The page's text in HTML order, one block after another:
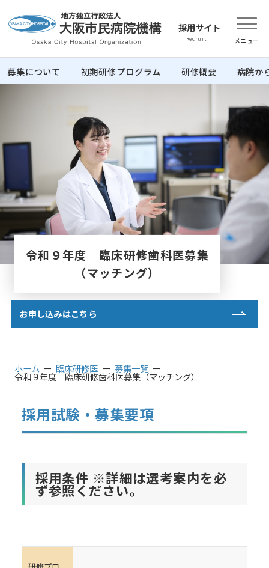
採用サイト
募集について 初期研修プログラム 研修概要 病院か
令和９年度 臨床研修歯科医募集
（マッチング）
お申し込みはこちら
ホーム 臨床研修医 募集一覧
令和９年度 臨床研修歯科医募集（マッチング）
採用試験・募集要項
採用条件 ※詳細は選考案内を必
ず参照ください。